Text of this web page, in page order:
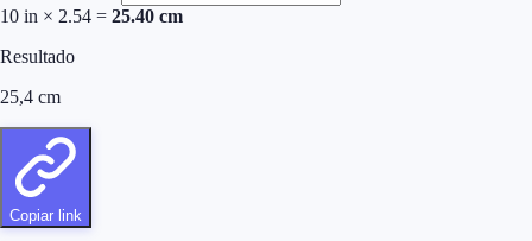
10 in × 2.54 = 25.40 cm
Resultado
25,4 cm
Copiar link